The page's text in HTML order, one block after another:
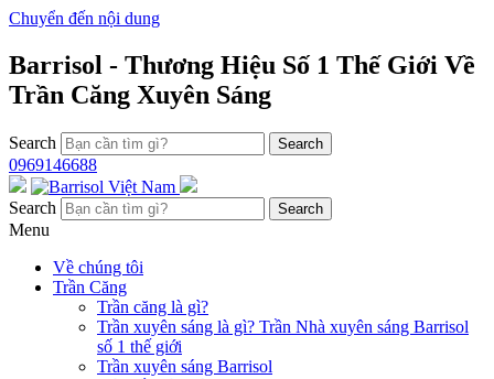
Chuyển đến nội dung
Barrisol - Thương Hiệu Số 1 Thế Giới Về
Trần Căng Xuyên Sáng
Search
0969146688
Search
Menu
Về chúng tôi
Trần Căng
Trần căng là gì?
Trần xuyên sáng là gì? Trần Nhà xuyên sáng Barrisol
số 1 thế giới
Trần xuyên sáng Barrisol